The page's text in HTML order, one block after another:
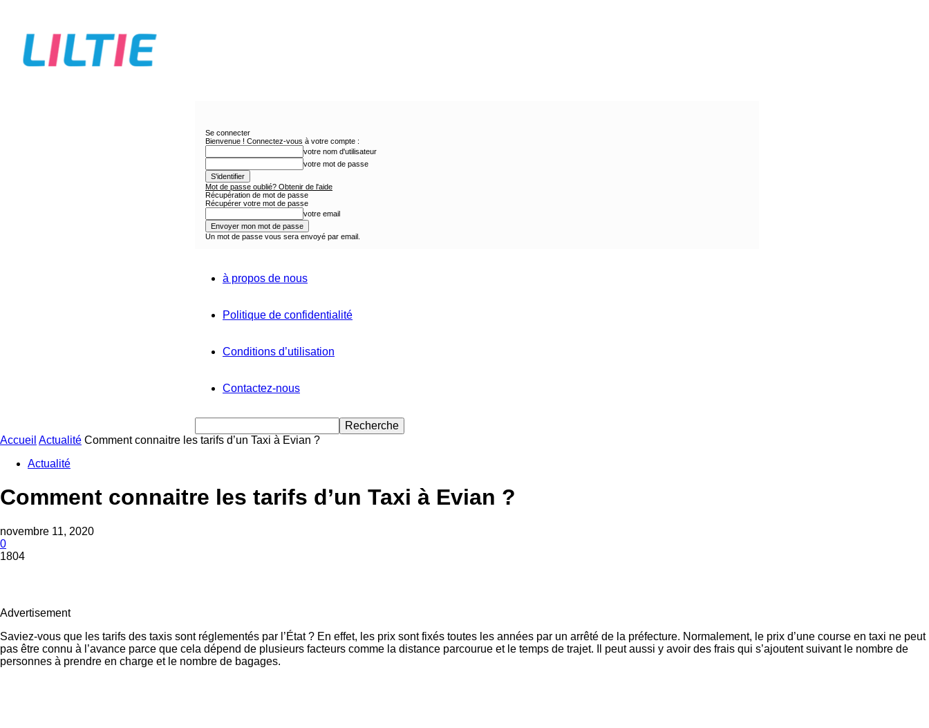
premier
Se connecter
Bienvenue ! Connectez-vous à votre compte :
votre nom d'utilisateur
votre mot de passe
Mot de passe oublié? Obtenir de l'aide
Récupération de mot de passe
Récupérer votre mot de passe
votre email
Un mot de passe vous sera envoyé par email.
à propos de nous
Politique de confidentialité
Conditions d’utilisation
Contactez-nous
Accueil Actualité Comment connaitre les tarifs d’un Taxi à Evian ?
Actualité
Comment connaitre les tarifs d’un Taxi à Evian ?
novembre 11, 2020
0
1804
Advertisement
Saviez-vous que les tarifs des taxis sont réglementés par l’État ? En effet, les prix sont fixés toutes les années par un arrêté de la préfecture. Normalement, le prix d’une course en taxi ne peut
pas être connu à l’avance parce que cela dépend de plusieurs facteurs comme la distance parcourue et le temps de trajet. Il peut aussi y avoir des frais qui s’ajoutent suivant le nombre de
personnes à prendre en charge et le nombre de bagages.